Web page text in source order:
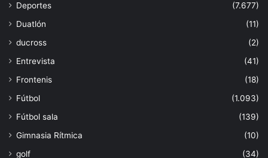
Deportes
(7.677)
Duatlón
(11)
ducross
(2)
Entrevista
(41)
Frontenis
(18)
Fútbol
(1.093)
Fútbol sala
(139)
Gimnasia Rítmica
(10)
golf
(34)